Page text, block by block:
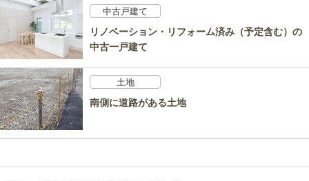
中古戸建て
リノベーション・リフォーム済み（予定含む）の
中古一戸建て
土地
南側に道路がある土地